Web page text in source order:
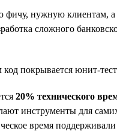
нужную клиентам,
сложного
покрывается юнит-
20% технического
инструменты для
время